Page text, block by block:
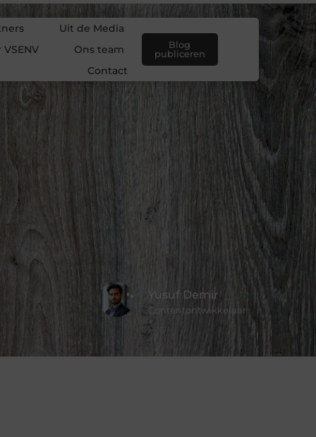
Uit de Media
VSENV
Ons team
Contact
Blog
publiceren
Yusuf Demir
Contentontwikkelaar